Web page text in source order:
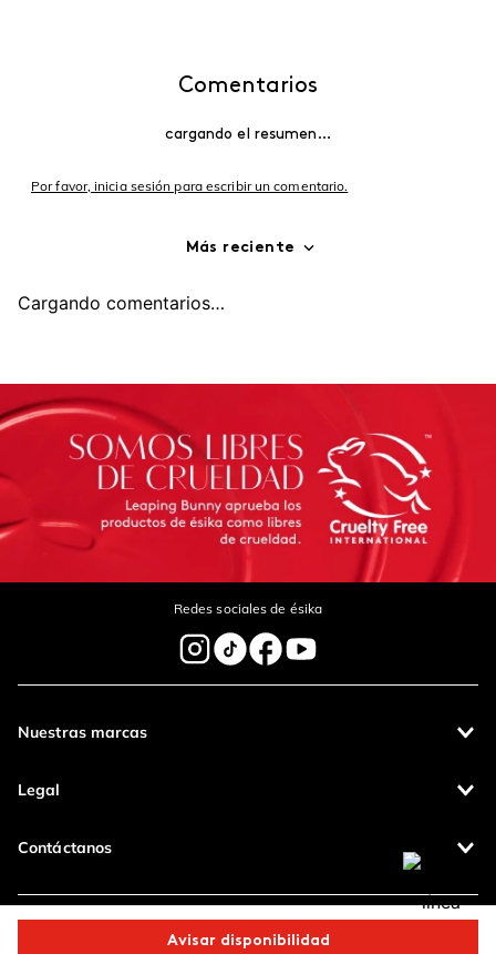
Avisar disponibilidad
Comentarios
cargando el resumen…
Por favor, inicia sesión para escribir un comentario.
Más reciente
Cargando comentarios…
Redes sociales de ésika
Nuestras marcas
Legal
Contáctanos
Pagos 100%
Entregas a todo
el país